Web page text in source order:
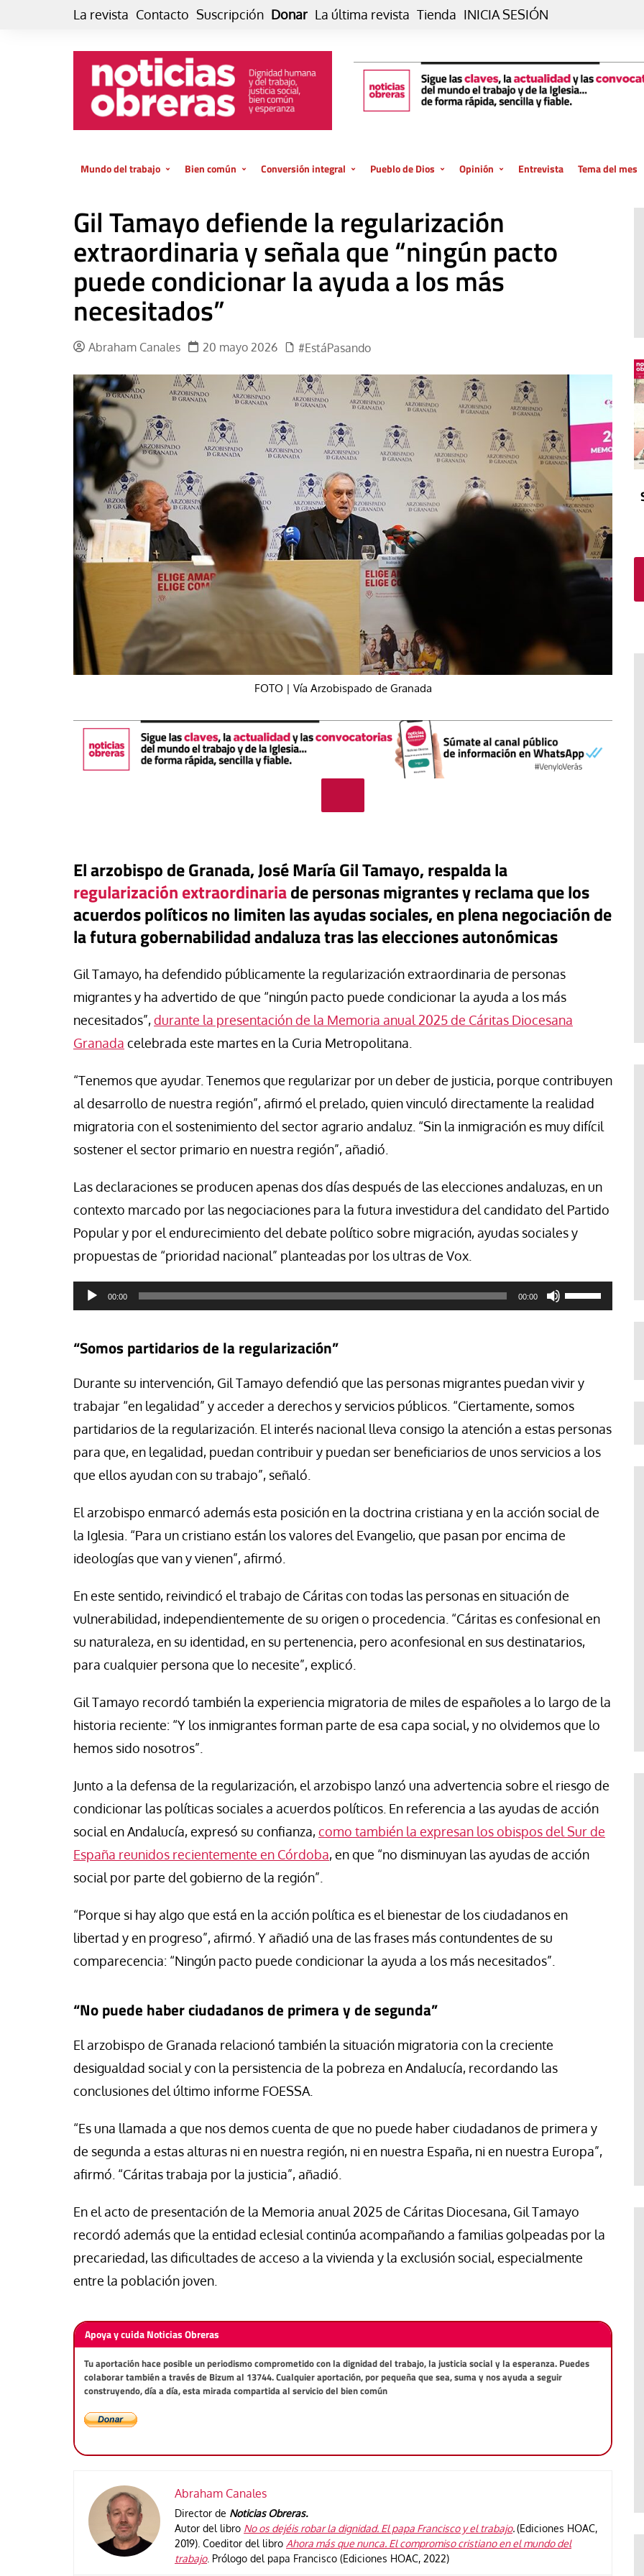
La revista Contacto Suscripción Donar La última revista Tienda INICIA SESIÓN
Mundo del trabajo
El trabajo es para la vida
GlobalizAcción
INFOR. Boletín informativo del
MMTC
Laboral
Los empobrecidos por el
mundo
Radio — Mundo obrero hoy
Vidas precarias
Bien común
Economía
Conversión integral
de vida… es posible
El cuidado de la creación
Experiencia
Cultura
Aplicaciones
Poesía
Relato
Pueblo de Dios
La oración de cada día
Vaticano
El termómetro
Opinión
Blog De paso…
Blog Eutopía
Blog El Evangelio del trabajo
Blog Sembrando sueños,
recogiendo humanidad
Blog Mensajes guardados
La columna
Entrevista Tema del mes
Gil Tamayo defiende la regularización
extraordinaria y señala que “ningún pacto
puede condicionar la ayuda a los más
necesitados”
Abraham Canales 20 mayo 2026 #EstáPasando
FOTO | Vía Arzobispado de Granada
El arzobispo de Granada, José María Gil Tamayo, respalda la
regularización extraordinariade personas migrantes y reclama que los
acuerdos políticos no limiten las ayudas sociales, en plena negociación de
la futura gobernabilidad andaluza tras las elecciones autonómicas
Gil Tamayo, ha defendido públicamente la regularización extraordinaria de personas
migrantes y ha advertido de que “ningún pacto puede condicionar la ayuda a los más
necesitados”,durante la presentación de la Memoria anual 2025 de Cáritas Diocesana
Granada celebrada este martes en la Curia Metropolitana.
“Tenemos que ayudar. Tenemos que regularizar por un deber de justicia, porque contribuyen
al desarrollo de nuestra región”, afirmó el prelado, quien vinculó directamente la realidad
migratoria con el sostenimiento del sector agrario andaluz. “Sin la inmigración es muy difícil
sostener el sector primario en nuestra región”, añadió.
Las declaraciones se producen apenas dos días después de las elecciones andaluzas, en un
contexto marcado por las negociaciones para la futura investidura del candidato del Partido
Popular y por el endurecimiento del debate político sobre migración, ayudas sociales y
propuestas de “prioridad nacional” planteadas por los ultras de Vox.
Reproductor
de
00:00 00:00
Utiliza
las
flecha
arriba/abajo
para
aumentar
el
volumen.
“Somos partidarios de la regularización”
Durante su intervención, Gil Tamayo defendió que las personas migrantes puedan vivir y
trabajar “en legalidad” y acceder a derechos y servicios públicos. “Ciertamente, somos
partidarios de la regularización. El interés nacional lleva consigo la atención a estas personas
para que, en legalidad, puedan contribuir y puedan ser beneficiarios de unos servicios a los
que ellos ayudan con su trabajo”, señaló.
El arzobispo enmarcó además esta posición en la doctrina cristiana y en la acción social de
la Iglesia. “Para un cristiano están los valores del Evangelio, que pasan por encima de
ideologías que van y vienen”, afirmó.
En este sentido, reivindicó el trabajo de Cáritas con todas las personas en situación de
vulnerabilidad, independientemente de su origen o procedencia. “Cáritas es confesional en
su naturaleza, en su identidad, en su pertenencia, pero aconfesional en sus destinatarios,
para cualquier persona que lo necesite”, explicó.
Gil Tamayo recordó también la experiencia migratoria de miles de españoles a lo largo de la
historia reciente: “Y los inmigrantes forman parte de esa capa social, y no olvidemos que lo
hemos sido nosotros”.
Junto a la defensa de la regularización, el arzobispo lanzó una advertencia sobre el riesgo de
condicionar las políticas sociales a acuerdos políticos. En referencia a las ayudas de acción
social en Andalucía, expresó su confianza,como también la expresan los obispos del Sur de
España reunidos recientemente en Córdoba, en que “no disminuyan las ayudas de acción
social por parte del gobierno de la región”.
“Porque si hay algo que está en la acción política es el bienestar de los ciudadanos en
libertad y en progreso”, afirmó. Y añadió una de las frases más contundentes de su
comparecencia: “Ningún pacto puede condicionar la ayuda a los más necesitados”.
“No puede haber ciudadanos de primera y de segunda”
El arzobispo de Granada relacionó también la situación migratoria con la creciente
desigualdad social y con la persistencia de la pobreza en Andalucía, recordando las
conclusiones del último informe FOESSA.
“Es una llamada a que nos demos cuenta de que no puede haber ciudadanos de primera y
de segunda a estas alturas ni en nuestra región, ni en nuestra España, ni en nuestra Europa”,
afirmó. “Cáritas trabaja por la justicia”, añadió.
En el acto de presentación de la Memoria anual 2025 de Cáritas Diocesana, Gil Tamayo
recordó además que la entidad eclesial continúa acompañando a familias golpeadas por la
precariedad, las dificultades de acceso a la vivienda y la exclusión social, especialmente
entre la población joven.
Apoya y cuida Noticias Obreras
Tu aportación hace posible un periodismo comprometido con la dignidad del trabajo, la justicia social y la esperanza. Puedes
colaborar también a través de Bizum al 13744. Cualquier aportación, por pequeña que sea, suma y nos ayuda a seguir
construyendo, día a día, esta mirada compartida al servicio del bien común
Abraham Canales
Director de Noticias Obreras.
Autor del libro No os dejéis robar la dignidad. El papa Francisco y el trabajo.(Ediciones HOAC,
2019). Coeditor del libro Ahora más que nunca. El compromiso cristiano en el mundo del
trabajo. Prólogo del papa Francisco (Ediciones HOAC, 2022)
una pieza más en el
para el iliberalismo que
contra las democracias Tribuna
José Luis Iglesias
#EstáPasando
Movimientos populares y
sindicatos de Argentina marchan
en San Cayetano en demanda de
Jose Luis Palacios